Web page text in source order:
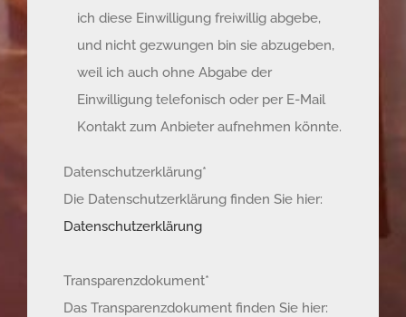
ich diese Einwilligung freiwillig abgebe,
und nicht gezwungen bin sie abzugeben,
weil ich auch ohne Abgabe der
Einwilligung telefonisch oder per E-Mail
Kontakt zum Anbieter aufnehmen könnte.
Datenschutzerklärung*
Die Datenschutzerklärung finden Sie hier:
Datenschutzerklärung
Transparenzdokument*
Das Transparenzdokument finden Sie hier: